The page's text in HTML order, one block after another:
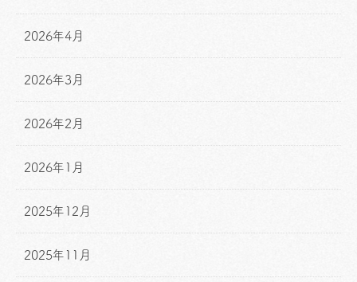
2026年4月
2026年3月
2026年2月
2026年1月
2025年12月
2025年11月